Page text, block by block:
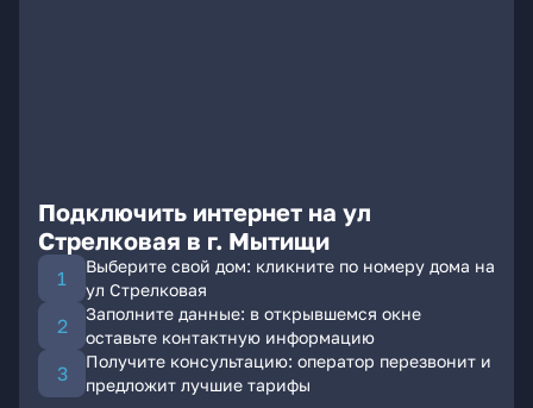
Подключить интернет на ул
Стрелковая в г. Мытищи
Выберите свой дом: кликните по номеру дома на
ул Стрелковая
Заполните данные: в открывшемся окне
оставьте контактную информацию
Получите консультацию: оператор перезвонит и
предложит лучшие тарифы